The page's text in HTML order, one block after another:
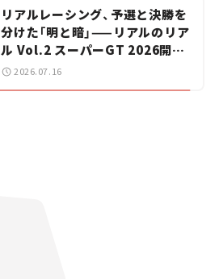
リアルレーシング、予選と決勝を
分けた「明と暗」——リアルのリア
ル Vol.2 スーパーGT 2026開幕
戦 岡山国際サーキット
2026.07.16